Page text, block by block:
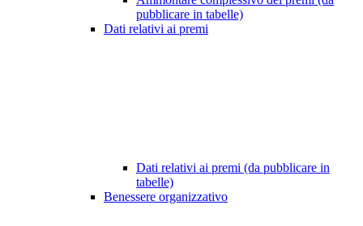
pubblicare in tabelle)
Dati relativi ai premi
Dati relativi ai premi (da pubblicare in
tabelle)
Benessere organizzativo